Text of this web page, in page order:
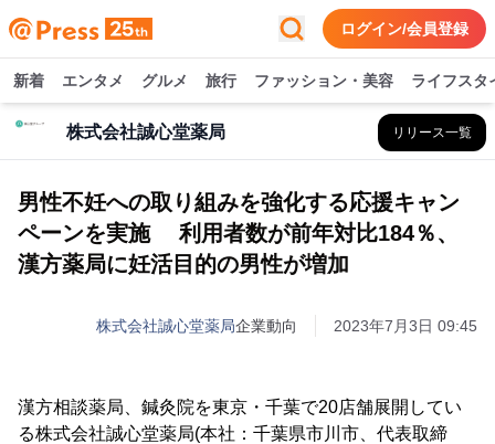
ログイン/会員登録
新着 エンタメ グルメ 旅行 ファッション・美容 ライフスタ
株式会社誠心堂薬局 リリース一覧
男性不妊への取り組みを強化する応援キャン
ペーンを実施 利用者数が前年対比184％、
漢方薬局に妊活目的の男性が増加
株式会社誠心堂薬局企業動向 2023年7月3日 09:45
漢方相談薬局、鍼灸院を東京・千葉で20店舗展開してい
る株式会社誠心堂薬局(本社：千葉県市川市、代表取締